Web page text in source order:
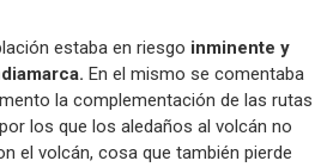
estaba en riesgo inminente y
En el mismo se comentaba
la complementación de las rutas
los que los aledaños al volcán no
el volcán, cosa que también pierde